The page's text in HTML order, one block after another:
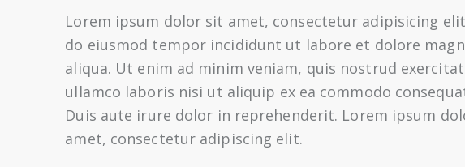
Lorem ipsum dolor sit amet, consectetur adipisicing
do eiusmod tempor incididunt ut labore et dolore
aliqua. Ut enim ad minim veniam, quis nostrud
ullamco laboris nisi ut aliquip ex ea commodo
Duis aute irure dolor in reprehenderit. Lorem ipsum
amet, consectetur adipiscing elit.